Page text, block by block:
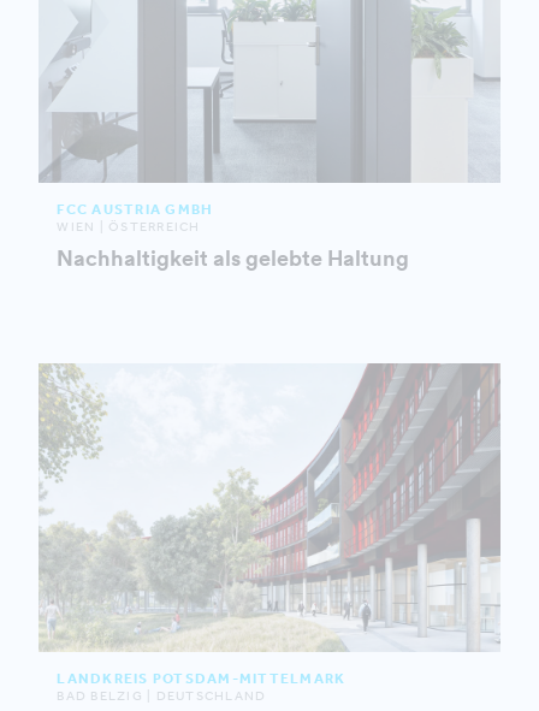
FCC AUSTRIA GMBH
WIEN | ÖSTERREICH
Nachhaltigkeit als gelebte Haltung
LANDKREIS POTSDAM-MITTELMARK
BAD BELZIG | DEUTSCHLAND